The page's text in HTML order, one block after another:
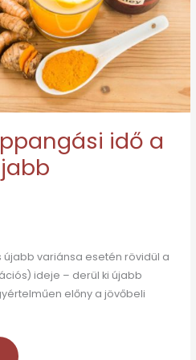
idő a
variánsa esetén rövidül a
ideje – derül ki újabb
előny a jövőbeli